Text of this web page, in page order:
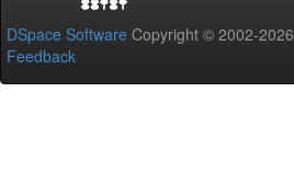
DSpace Software Copyright © 2002-2026
Feedback